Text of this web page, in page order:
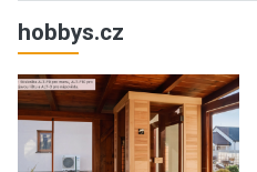
hobbys.cz